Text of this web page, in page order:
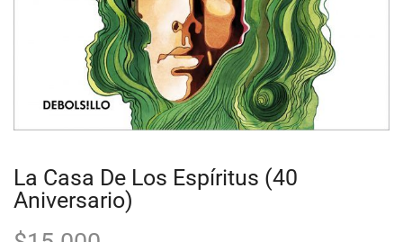
La Casa De Los Espíritus (40
Aniversario)